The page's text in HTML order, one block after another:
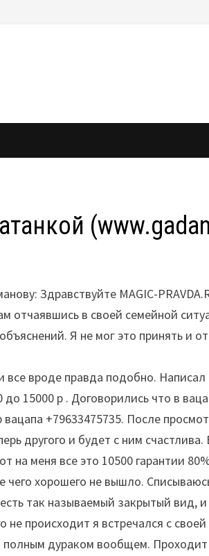
Здравствуйте MAGIC-
отчаявшись в своей семейной
Я не мог это принять и
вроде правда подобно.
15000 р . Договорились что в
+79633475735. После
другого и будет с ним
на меня все это 10500 гарантии
хорошего не вышло.
так называемый закрытый вид,
происходит я встречался с
дураком вообщем.